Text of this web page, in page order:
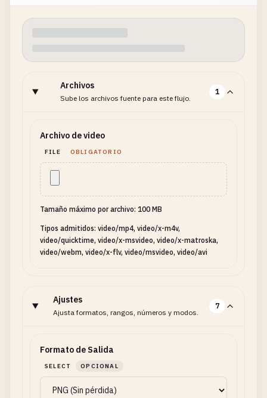
Archivos
Sube los archivos fuente para este flujo.
1
Archivo de video
FILE OBLIGATORIO
Tamaño máximo por archivo: 100 MB
Tipos admitidos: video/mp4, video/x-m4v,
video/quicktime, video/x-msvideo, video/x-matroska,
video/webm, video/x-flv, video/msvideo, video/avi
Ajustes
Ajusta formatos, rangos, números y modos.
7
Formato de Salida
SELECT OPCIONAL